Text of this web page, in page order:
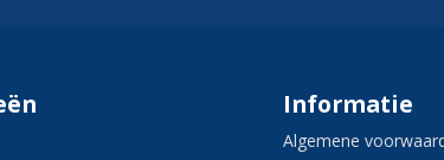
Informatie
Algemene